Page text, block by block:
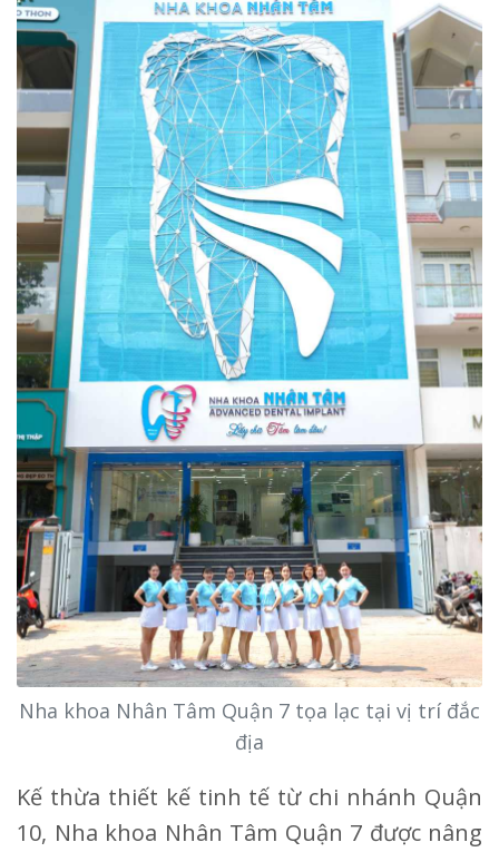
Nha khoa Nhân Tâm Quận 7 tọa lạc tại vị trí đắc
địa
Kế thừa thiết kế tinh tế từ chi nhánh Quận
10, Nha khoa Nhân Tâm Quận 7 được nâng